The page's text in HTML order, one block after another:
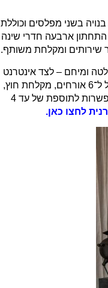
על כ־240 מ"ר בנוי וכ־300 מ"ר חצר, ומתאימה לאירוח של עד 14 אורחים. הוילה בנויה בשני מפלסים וכוללת
ומקלחת צמודים, ולצידו סאונה יבשה חיצונית המתאימה ל־4 אנשים. במפלס התחתון ארבעה חדרי שינה
שירותים ומקלחת משותף.
ומיחם – לצד אינטרנט
, ג’קוזי גדול ל־6 אורחים, מקלחת חוץ,
, שתי חניות פרטיות, אפשרות לתוספת של עד 4
לחצו כאן.